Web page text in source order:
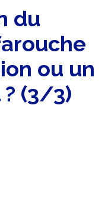
du
ou un
(3/3)